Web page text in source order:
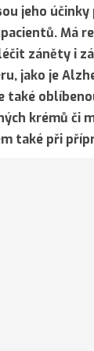
jeho
Má
záněty i
jako je
také
krémů či
také při